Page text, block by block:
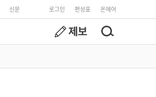
신문 로그인 편성표 온에어